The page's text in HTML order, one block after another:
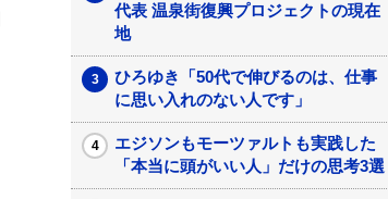
代表 温泉街復興プロジェクトの現在
地
ひろゆき「50代で伸びるのは、仕事
に思い入れのない人です」
エジソンもモーツァルトも実践した
「本当に頭がいい人」だけの思考3選